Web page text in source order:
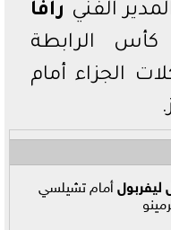
الفني رافا
الرابطة
الجزاء أمام
ليفربولأمام تشيلسي